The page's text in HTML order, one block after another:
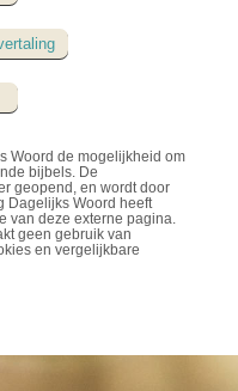
Woord de mogelijkheid om
bijbels. De
geopend, en wordt door
Dagelijks Woord heeft
van deze externe pagina.
geen gebruik van
en vergelijkbare